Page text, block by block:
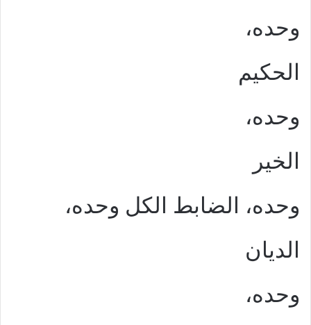
وحده،
الحكيم
وحده،
الخير
وحده، الضابط الكل وحده،
الديان
وحده،